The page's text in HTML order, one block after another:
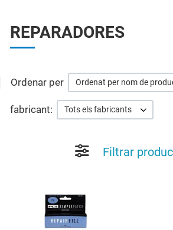
REPARADORES
Ordenar per Ordenat per nom de
fabricant: Tots els fabricants
Filtrar